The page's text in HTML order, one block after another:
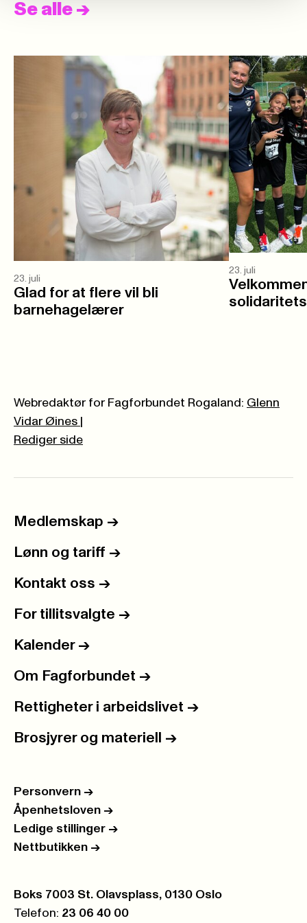
Se alle ->
23. juli
Glad for at flere vil bli
barnehagelærer
23. juli
Webredaktør for Fagforbundet Rogaland: Glenn
Vidar Øines
Rediger side
Medlemskap ->
Lønn og tariff ->
Kontakt oss ->
For tillitsvalgte ->
Kalender ->
Om Fagforbundet ->
Rettigheter i arbeidslivet ->
Brosjyrer og materiell ->
Personvern ->
Åpenhetsloven ->
Ledige stillinger ->
Nettbutikken ->
Postboks:
Boks 7003 St. Olavsplass, 0130 Oslo
Telefon: 23 06 40 00